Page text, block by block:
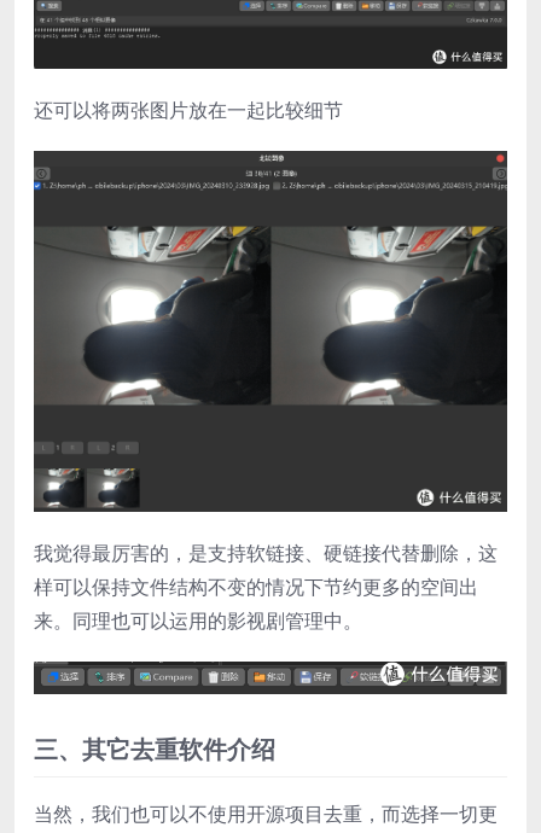
还可以将两张图片放在一起比较细节
我觉得最厉害的，是支持软链接、硬链接代替删除，这
样可以保持文件结构不变的情况下节约更多的空间出
来。同理也可以运用的影视剧管理中。
三、其它去重软件介绍
当然，我们也可以不使用开源项目去重，而选择一切更